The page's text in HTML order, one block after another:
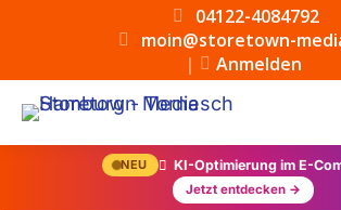
04122-4084792
moin@storetown-
|
Anmelden
NEU KI-Optimierung im E-
Jetzt entdecken →